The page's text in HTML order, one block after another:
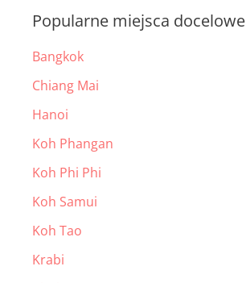
Popularne miejsca docelowe
Bangkok
Chiang Mai
Hanoi
Koh Phangan
Koh Phi Phi
Koh Samui
Koh Tao
Krabi